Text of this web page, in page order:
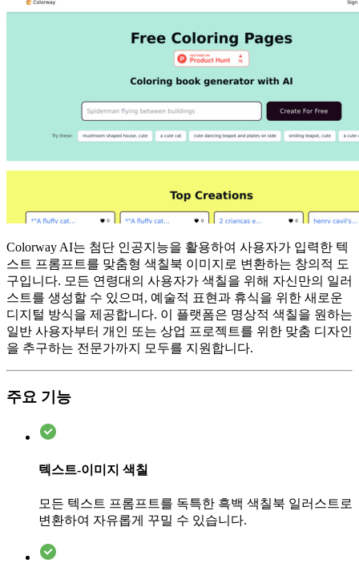
Colorway AI는 첨단 인공지능을 활용하여 사용자가 입력한 텍
스트 프롬프트를 맞춤형 색칠북 이미지로 변환하는 창의적 도
구입니다. 모든 연령대의 사용자가 색칠을 위해 자신만의 일러
스트를 생성할 수 있으며, 예술적 표현과 휴식을 위한 새로운
디지털 방식을 제공합니다. 이 플랫폼은 명상적 색칠을 원하는
일반 사용자부터 개인 또는 상업 프로젝트를 위한 맞춤 디자인
을 추구하는 전문가까지 모두를 지원합니다.
주요 기능
텍스트-이미지 색칠
모든 텍스트 프롬프트를 독특한 흑백 색칠북 일러스트로
변환하여 자유롭게 꾸밀 수 있습니다.